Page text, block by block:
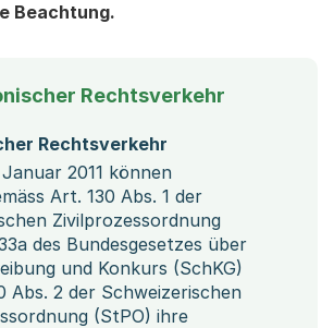
Beachtung.
Rechtsverkehr
Rechtsverkehr
2011 können
Art. 130 Abs. 1 der
Zivilprozessordnung
des Bundesgesetzes über
und Konkurs (SchKG)
Abs. 2 der Schweizerischen
(StPO) ihre